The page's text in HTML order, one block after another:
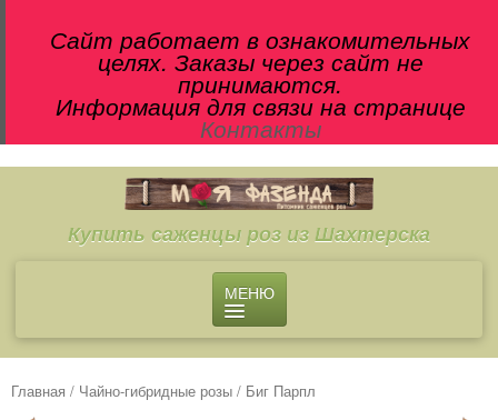
Сайт работает в ознакомительных
целях. Заказы через сайт не
принимаются.
Информация для связи на странице
Контакты
Купить саженцы роз из Шахтерска
МЕНЮ
О ПИТОМНИКЕ
МАГАЗИН
Главная / Чайно-гибридные розы / Биг Парпл